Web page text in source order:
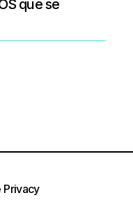
que se
Privacy